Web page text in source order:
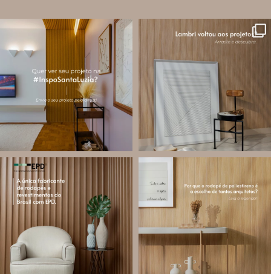
santa.luzia
A #InspoSantaLuzia é um espaço
criado para divulgar projetos que
utilizam produtos Santa Luzia e
valorizar o trabalho de arquitetos,
designers de...
Jul 28
13 0
O lambri é um revestimento versátil
painéis decorativos e diversas
composições para valorizar o
Jul 27
87 8
Você sabe o que é EPD?
A Declaração Ambiental de Produto
(Environmental Product Declaration) é
um documento internacional que
Jul 21
35 1
Os rodapés de poliestireno
conquistaram espaço na arquitetura
porque unem estética, praticidade e
desempenho em um único produto.
Diferente